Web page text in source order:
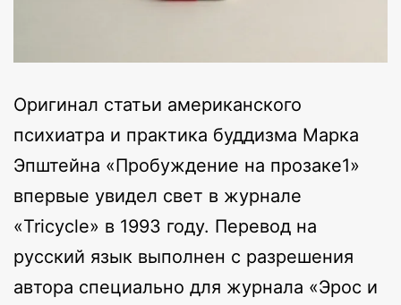
Оригинал статьи американского
психиатра и практика буддизма Марка
Эпштейна «Пробуждение на прозаке1»
впервые увидел свет в журнале
«Tricycle» в 1993 году. Перевод на
русский язык выполнен с разрешения
автора специально для журнала «Эрос и